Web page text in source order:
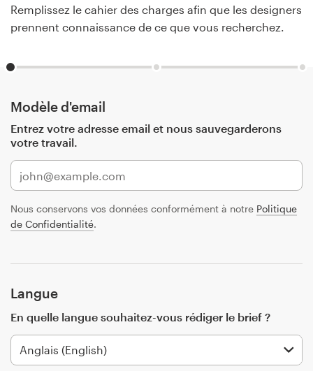
Remplissez le cahier des charges afin que les designers
prennent connaissance de ce que vous recherchez.
Modèle d'email
Entrez votre adresse email et nous sauvegarderons
votre travail.
Nous conservons vos données conformément à notre Politique
de Confidentialité.
Langue
En quelle langue souhaitez-vous rédiger le brief ?
99designs Pro
design
Concours de design
Projets 1-1
Trouver un designer
99designs Studio
99designs Pro